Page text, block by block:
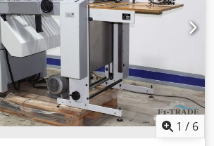
WhatsApp, MS Zoom vagy Telegram
Emskirchenben/Nürnbergben –
kipróbálható.
1 / 6